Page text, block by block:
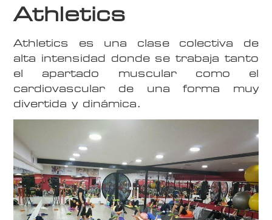
Athletics
Athletics es una clase colectiva de
alta intensidad donde se trabaja tanto
el apartado muscular como el
cardiovascular de una forma muy
divertida y dinámica.